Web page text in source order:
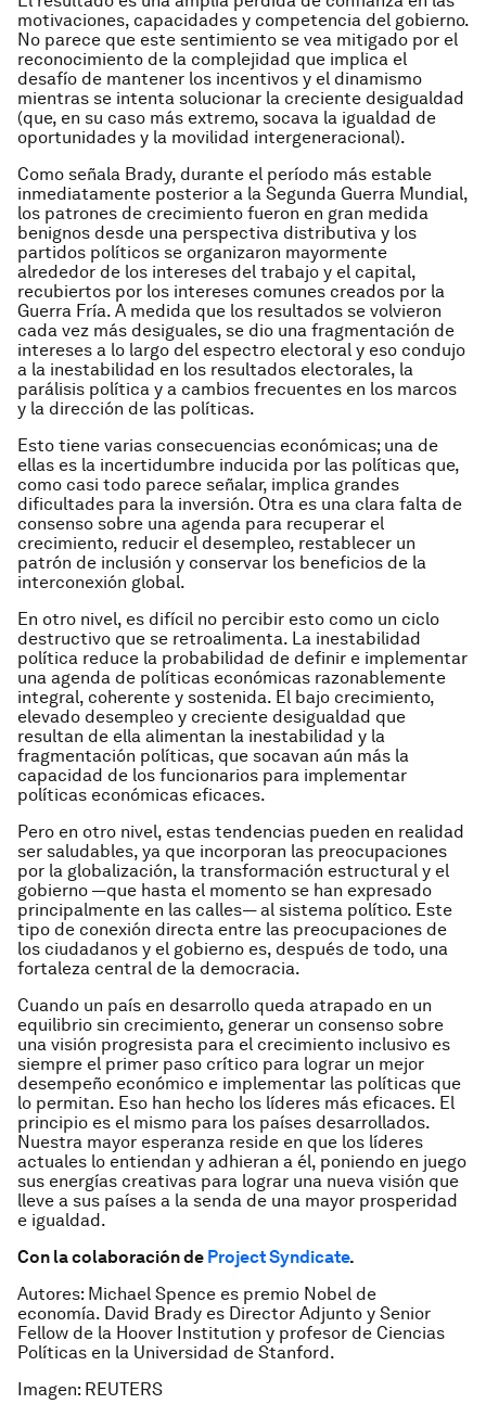
motivaciones, capacidades y competencia del gobierno.
No parece que este sentimiento se vea mitigado por el
reconocimiento de la complejidad que implica el
desafío de mantener los incentivos y el dinamismo
mientras se intenta solucionar la creciente desigualdad
(que, en su caso más extremo, socava la igualdad de
oportunidades y la movilidad intergeneracional).
Como señala Brady, durante el período más estable
inmediatamente posterior a la Segunda Guerra Mundial,
los patrones de crecimiento fueron en gran medida
benignos desde una perspectiva distributiva y los
partidos políticos se organizaron mayormente
alrededor de los intereses del trabajo y el capital,
recubiertos por los intereses comunes creados por la
Guerra Fría. A medida que los resultados se volvieron
cada vez más desiguales, se dio una fragmentación de
intereses a lo largo del espectro electoral y eso condujo
a la inestabilidad en los resultados electorales, la
parálisis política y a cambios frecuentes en los marcos
y la dirección de las políticas.
Esto tiene varias consecuencias económicas; una de
ellas es la incertidumbre inducida por las políticas que,
como casi todo parece señalar, implica grandes
dificultades para la inversión. Otra es una clara falta de
consenso sobre una agenda para recuperar el
crecimiento, reducir el desempleo, restablecer un
patrón de inclusión y conservar los beneficios de la
interconexión global.
En otro nivel, es difícil no percibir esto como un ciclo
destructivo que se retroalimenta. La inestabilidad
política reduce la probabilidad de definir e implementar
una agenda de políticas económicas razonablemente
integral, coherente y sostenida. El bajo crecimiento,
elevado desempleo y creciente desigualdad que
resultan de ella alimentan la inestabilidad y la
fragmentación políticas, que socavan aún más la
capacidad de los funcionarios para implementar
políticas económicas eficaces.
Pero en otro nivel, estas tendencias pueden en realidad
ser saludables, ya que incorporan las preocupaciones
por la globalización, la transformación estructural y el
gobierno —que hasta el momento se han expresado
principalmente en las calles— al sistema político. Este
tipo de conexión directa entre las preocupaciones de
los ciudadanos y el gobierno es, después de todo, una
fortaleza central de la democracia.
Cuando un país en desarrollo queda atrapado en un
equilibrio sin crecimiento, generar un consenso sobre
una visión progresista para el crecimiento inclusivo es
siempre el primer paso crítico para lograr un mejor
desempeño económico e implementar las políticas que
lo permitan. Eso han hecho los líderes más eficaces. El
principio es el mismo para los países desarrollados.
Nuestra mayor esperanza reside en que los líderes
actuales lo entiendan y adhieran a él, poniendo en juego
sus energías creativas para lograr una nueva visión que
lleve a sus países a la senda de una mayor prosperidad
e igualdad.
Con la colaboración de Project Syndicate.
Autores: Michael Spence es premio Nobel de
economía. David Brady es Director Adjunto y Senior
Fellow de la Hoover Institution y profesor de Ciencias
Políticas en la Universidad de Stanford.
Imagen: REUTERS